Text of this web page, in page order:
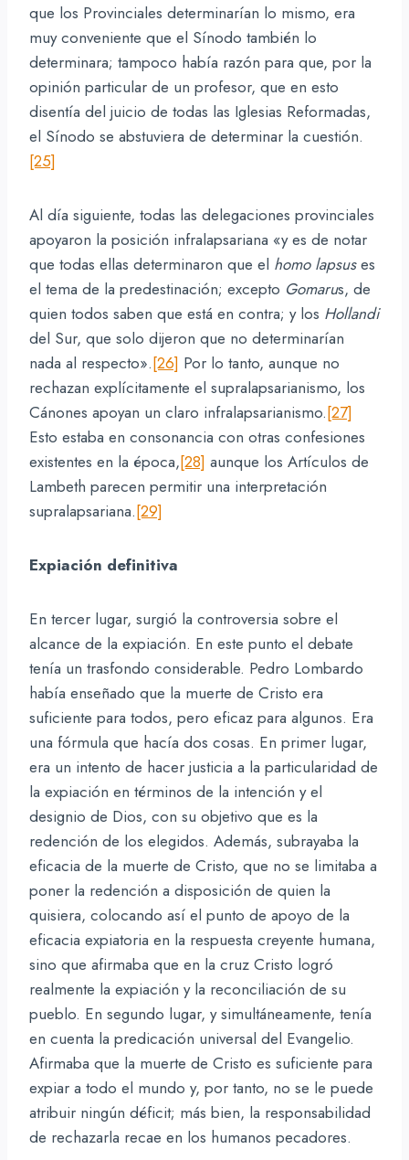
que los Provinciales determinarían lo mismo, era
muy conveniente que el Sínodo también lo
determinara; tampoco había razón para que, por la
opinión particular de un profesor, que en esto
disentía del juicio de todas las Iglesias Reformadas,
el Sínodo se abstuviera de determinar la cuestión.
[25]
Al día siguiente, todas las delegaciones provinciales
apoyaron la posición infralapsariana «y es de notar
que todas ellas determinaron que el homo lapsuses
el tema de la predestinación; excepto Gomarus, de
quien todos saben que está en contra; y los Hollandi
del Sur, que solo dijeron que no determinarían
nada al respecto».[26] Por lo tanto, aunque no
rechazan explícitamente el supralapsarianismo, los
Cánones apoyan un claro infralapsarianismo.[27]
Esto estaba en consonancia con otras confesiones
existentes en la época,[28] aunque los Artículos de
Lambeth parecen permitir una interpretación
supralapsariana.[29]
Expiación definitiva
En tercer lugar, surgió la controversia sobre el
alcance de la expiación. En este punto el debate
tenía un trasfondo considerable. Pedro Lombardo
había enseñado que la muerte de Cristo era
suficiente para todos, pero eficaz para algunos. Era
una fórmula que hacía dos cosas. En primer lugar,
era un intento de hacer justicia a la particularidad de
la expiación en términos de la intención y el
designio de Dios, con su objetivo que es la
redención de los elegidos. Además, subrayaba la
eficacia de la muerte de Cristo, que no se limitaba a
poner la redención a disposición de quien la
quisiera, colocando así el punto de apoyo de la
eficacia expiatoria en la respuesta creyente humana,
sino que afirmaba que en la cruz Cristo logró
realmente la expiación y la reconciliación de su
pueblo. En segundo lugar, y simultáneamente, tenía
en cuenta la predicación universal del Evangelio.
Afirmaba que la muerte de Cristo es suficiente para
expiar a todo el mundo y, por tanto, no se le puede
atribuir ningún déficit; más bien, la responsabilidad
de rechazarla recae en los humanos pecadores.